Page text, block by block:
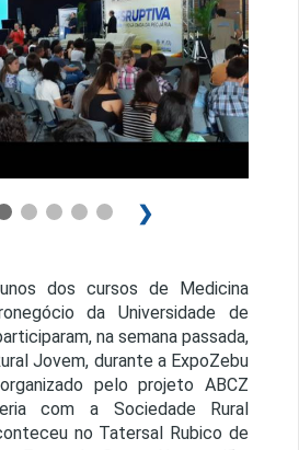
❯
dos cursos de Medicina
da Universidade de
na semana passada,
Jovem, durante a ExpoZebu
pelo projeto ABCZ
com a Sociedade Rural
no Tatersal Rubico de